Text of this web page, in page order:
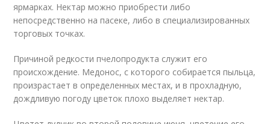
ярмарках. Нектар можно приобрести либо
непосредственно на пасеке, либо в специализированных
торговых точках.
Причиной редкости пчелопродукта служит его
происхождение. Медонос, с которого собирается пыльца,
произрастает в определенных местах, и в прохладную,
дождливую погоду цветок плохо выделяет нектар.